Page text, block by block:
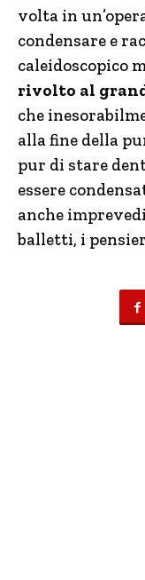
volta in
condensare e
caleidoscopico
rivolto al
che
alla fine della
pur di stare
essere
anche
balletti, i